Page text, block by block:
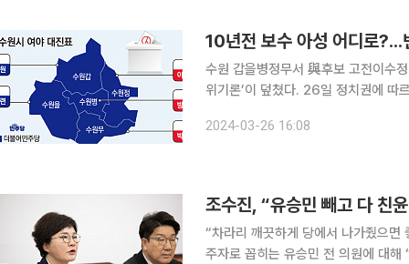
10년전 보수 아성 어디로?...
수원 갑을병정무서 與후보 고전이수정 ‘대파 한뿌리’ 논란도
위기론’이 덮쳤다. 26일 정치권에 따
2024-03-26 16:08
조수진, “유승민 빼고 다 친
“차라리 깨끗하게 당에서 나가줬으면 좋겠다” 조수진 국민의힘 의원이 28일 국
주자로 꼽히는 유승민 전 의원에 대해